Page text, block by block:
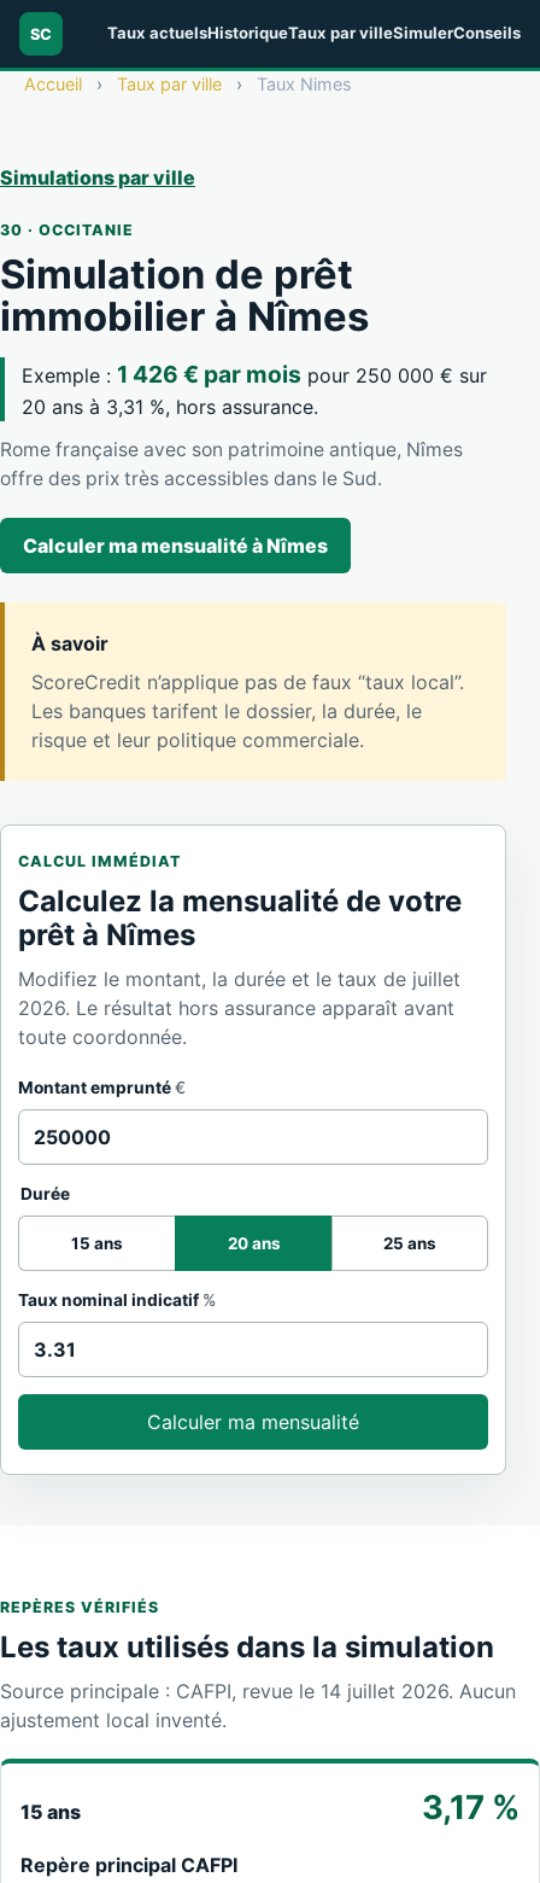
SC Taux actuelsHistoriqueTaux par villeSimulerConseils
Accueil › Taux par ville › Taux Nimes
Simulations par ville
30 · OCCITANIE
Simulation de prêt
immobilier à Nîmes
Exemple : 1 426 € par mois pour 250 000 € sur
20 ans à 3,31 %, hors assurance.
Rome française avec son patrimoine antique, Nîmes
offre des prix très accessibles dans le Sud.
Calculer ma mensualité à Nîmes
À savoir
ScoreCredit n’applique pas de faux “taux local”.
Les banques tarifent le dossier, la durée, le
risque et leur politique commerciale.
CALCUL IMMÉDIAT
Calculez la mensualité de votre
prêt à Nîmes
Modifiez le montant, la durée et le taux de juillet
2026. Le résultat hors assurance apparaît avant
toute coordonnée.
Montant emprunté€
Durée
15 ans 20 ans 25 ans
Taux nominal indicatif %
Calculer ma mensualité
REPÈRES VÉRIFIÉS
Les taux utilisés dans la simulation
Source principale : CAFPI, revue le 14 juillet 2026. Aucun
ajustement local inventé.
15 ans 3,17 %
Repère principal CAFPI